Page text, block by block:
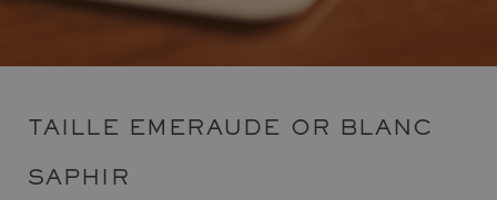
TAILLE EMERAUDE OR BLANC
SAPHIR